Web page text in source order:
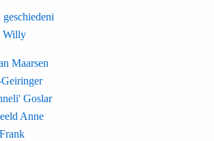
Willy
Maarsen
Goslar
Anne